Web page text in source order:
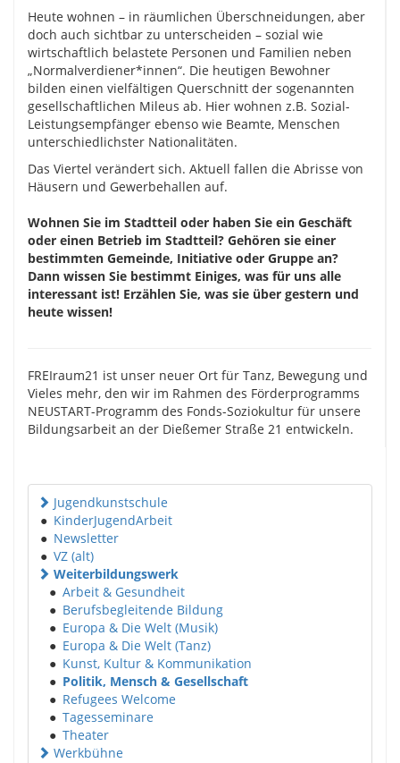
Heute wohnen – in räumlichen Überschneidungen, aber
doch auch sichtbar zu unterscheiden – sozial wie
wirtschaftlich belastete Personen und Familien neben
„Normalverdiener*innen“. Die heutigen Bewohner
bilden einen vielfältigen Querschnitt der sogenannten
gesellschaftlichen Mileus ab. Hier wohnen z.B. Sozial-
Leistungsempfänger ebenso wie Beamte, Menschen
unterschiedlichster Nationalitäten.
Das Viertel verändert sich. Aktuell fallen die Abrisse von
Häusern und Gewerbehallen auf.
Wohnen Sie im Stadtteil oder haben Sie ein Geschäft
oder einen Betrieb im Stadtteil? Gehören sie einer
bestimmten Gemeinde, Initiative oder Gruppe an?
Dann wissen Sie bestimmt Einiges, was für uns alle
interessant ist! Erzählen Sie, was sie über gestern und
heute wissen!
FREIraum21 ist unser neuer Ort für Tanz, Bewegung und
Vieles mehr, den wir im Rahmen des Förderprogramms
NEUSTART-Programm des Fonds-Soziokultur für unsere
Bildungsarbeit an der Dießemer Straße 21 entwickeln.
Jugendkunstschule
● KinderJugendArbeit
● Newsletter
● VZ (alt)
Weiterbildungswerk
● Arbeit & Gesundheit
● Berufsbegleitende Bildung
● Europa & Die Welt (Musik)
● Europa & Die Welt (Tanz)
● Kunst, Kultur & Kommunikation
● Politik, Mensch & Gesellschaft
● Refugees Welcome
● Tagesseminare
● Theater
Werkbühne